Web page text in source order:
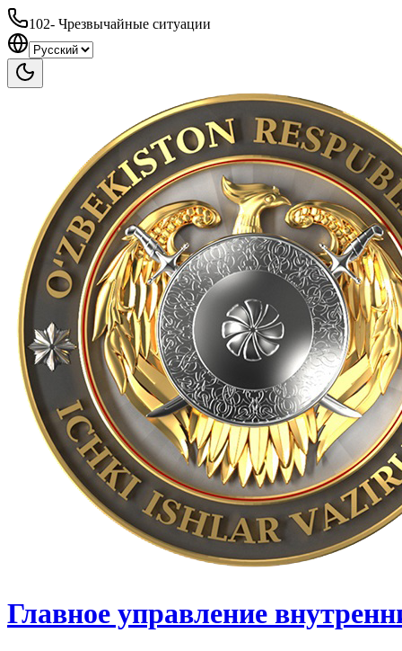
102- Чрезвычайные ситуации
Главное управление